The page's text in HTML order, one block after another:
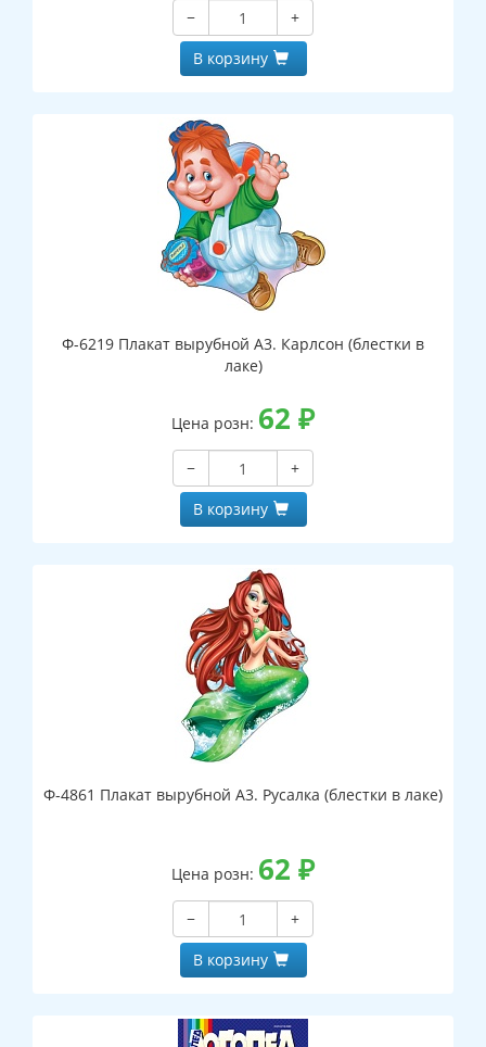
−
+
В корзину
Ф-6219 Плакат вырубной А3. Карлсон (блестки в
лаке)
Цена розн: 62 ₽
−
+
В корзину
Ф-4861 Плакат вырубной А3. Русалка (блестки в лаке)
Цена розн: 62 ₽
−
+
В корзину